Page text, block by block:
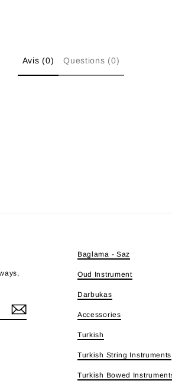
Avis (0) Questions (0)
Baglama - Saz
Oud Instrument
Darbukas
Accessories
Turkish
Turkish String Instruments
Turkish Bowed